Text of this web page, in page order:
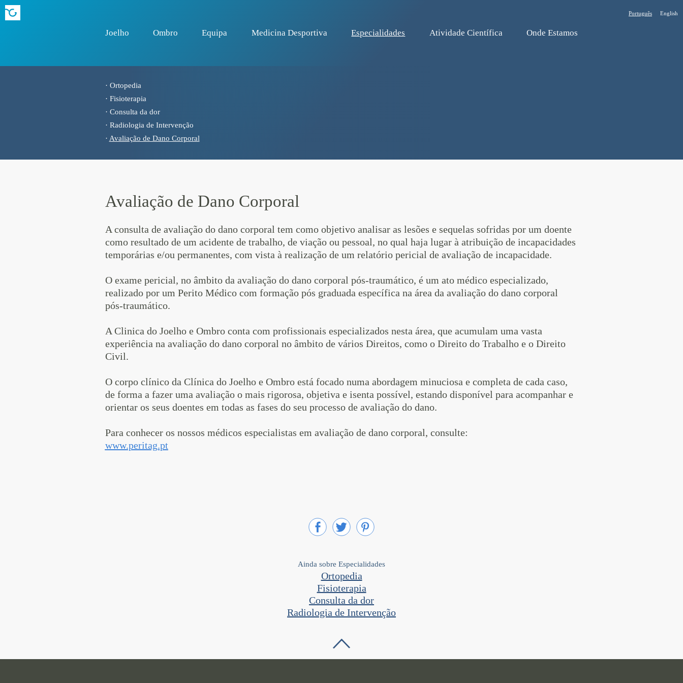
Joelho Ombro Equipa Medicina Desportiva Especialidades Atividade Cientí­fica Onde Estamos
Português English
· Ortopedia
· Fisioterapia
· Consulta da dor
· Radiologia de Intervenção
· Avaliação de Dano Corporal
Avaliação de Dano Corporal
A consulta de avaliação do dano corporal tem como objetivo analisar as lesões e sequelas sofridas por um doente
como resultado de um acidente de trabalho, de viação ou pessoal, no qual haja lugar à atribuição de incapacidades
temporárias e/ou permanentes, com vista à realização de um relatório pericial de avaliação de incapacidade.
O exame pericial, no âmbito da avaliação do dano corporal pós-traumático, é um ato médico especializado,
realizado por um Perito Médico com formação pós graduada específica na área da avaliação do dano corporal
pós-traumático.
A Clinica do Joelho e Ombro conta com profissionais especializados nesta área, que acumulam uma vasta
experiência na avaliação do dano corporal no âmbito de vários Direitos, como o Direito do Trabalho e o Direito
Civil.
O corpo clínico da Clínica do Joelho e Ombro está focado numa abordagem minuciosa e completa de cada caso,
de forma a fazer uma avaliação o mais rigorosa, objetiva e isenta possível, estando disponível para acompanhar e
orientar os seus doentes em todas as fases do seu processo de avaliação do dano.
Para conhecer os nossos médicos especialistas em avaliação de dano corporal, consulte:
www.peritag.pt
Ainda sobre Especialidades
Ortopedia
Fisioterapia
Consulta da dor
Radiologia de Intervenção